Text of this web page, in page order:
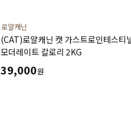
로얄캐닌
(CAT)로얄캐닌 캣 가스트로인테스티
모더레이트 칼로리 2KG
39,000원